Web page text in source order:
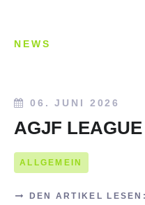
NEWS
06. JUNI 2026
AGJF
ALLGEMEIN
DEN ARTIKEL